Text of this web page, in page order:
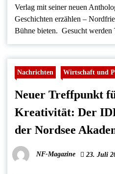
Verlag mit seiner neuen
Geschichten erzählen –
Bühne bieten. Gesucht
Nachrichten Wirtschaft und
Neuer Treffpunkt
Kreativität: Der
der Nordsee
NF-Magazine 23. Juli